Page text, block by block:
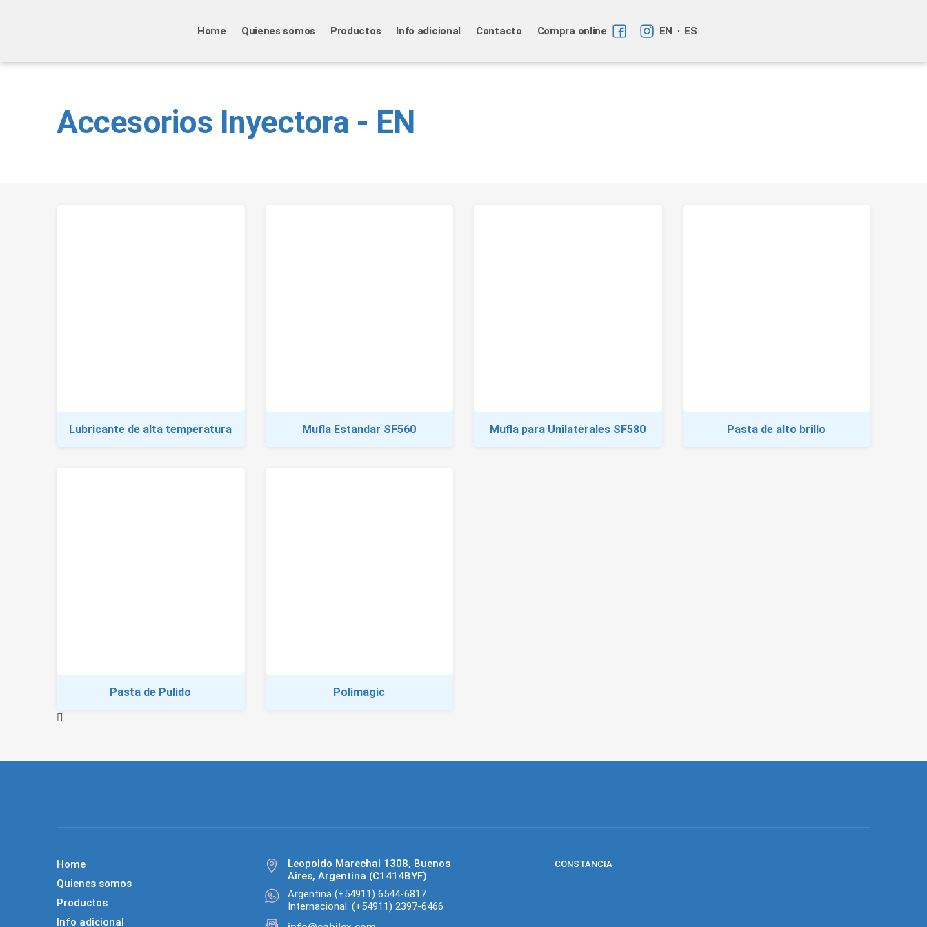
Home Quienes somos Productos Info adicional Contacto Compra online EN ES
Accesorios Inyectora - EN
Lubricante de alta temperatura Mufla Estandar SF560 Mufla para Unilaterales SF580 Pasta de alto brillo
Pasta de Pulido Polimagic
Home
Quienes somos
Productos
Info adicional
Leopoldo Marechal 1308, Buenos
Aires, Argentina (C1414BYF)
Argentina (+54911) 6544-6817
Internacional: (+54911) 2397-6466
CONSTANCIA